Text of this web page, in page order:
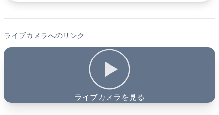
ライブカメラへのリンク
ライブカメラを見る